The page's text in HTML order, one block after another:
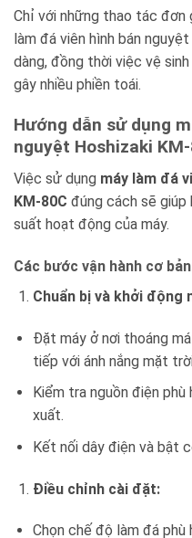
Chỉ với những thao tác đơn
làm đá viên hình bán
dàng, đồng thời việc vệ
gây nhiều phiền toái.
Hướng dẫn sử dụng
nguyệt Hoshizaki
Việc sử dụng máy làm đá
KM-80C đúng cách sẽ
suất hoạt động của máy.
Các bước vận hành cơ
Chuẩn bị và khởi động
Đặt máy ở nơi thoáng
tiếp với ánh nắng mặt
Kiểm tra nguồn điện
xuất.
Kết nối dây điện và bật
Điều chỉnh cài đặt:
Chọn chế độ làm đá